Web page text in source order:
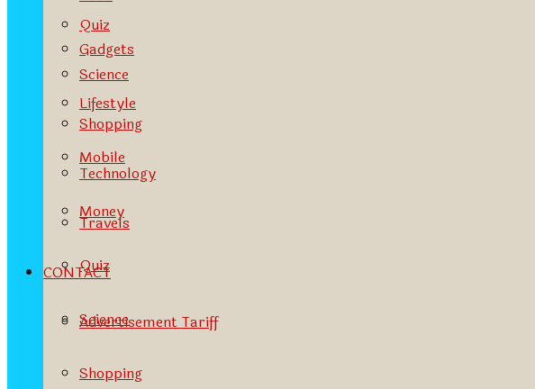
Quiz
Science
Shopping
Technology
Travels
CONTACT
Advertisement Tariff
Gadgets
Lifestyle
Mobile
Money
Quiz
Science
Shopping